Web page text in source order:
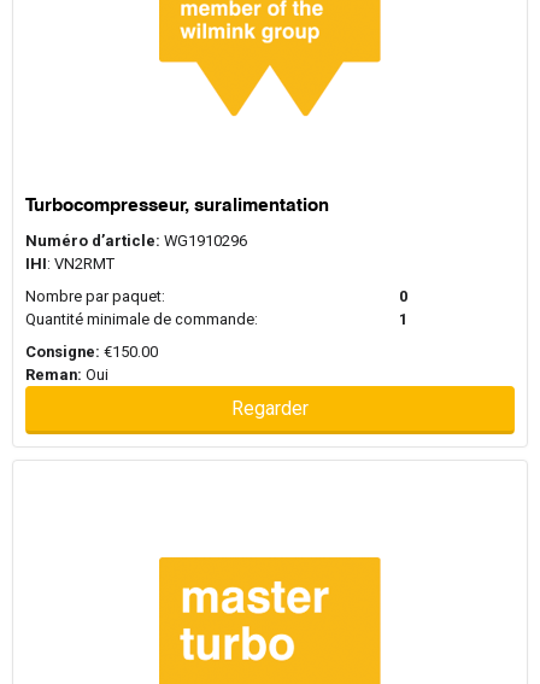
Turbocompresseur, suralimentation
Numéro d’article: WG1910296
IHI: VN2RMT
Nombre par paquet:
0
Quantité minimale de commande:
1
Consigne: €150.00
Reman: Oui
Regarder